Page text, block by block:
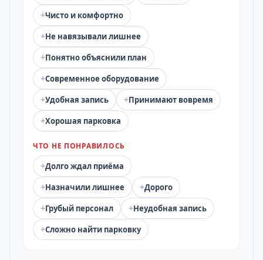
+Чисто и комфортно
+Не навязывали лишнее
+Понятно объяснили план
+Современное оборудование
+Удобная запись +Принимают вовремя
+Хорошая парковка
ЧТО НЕ ПОНРАВИЛОСЬ
+Долго ждал приёма
+Назначили лишнее +Дорого
+Грубый персонал +Неудобная запись
+Сложно найти парковку